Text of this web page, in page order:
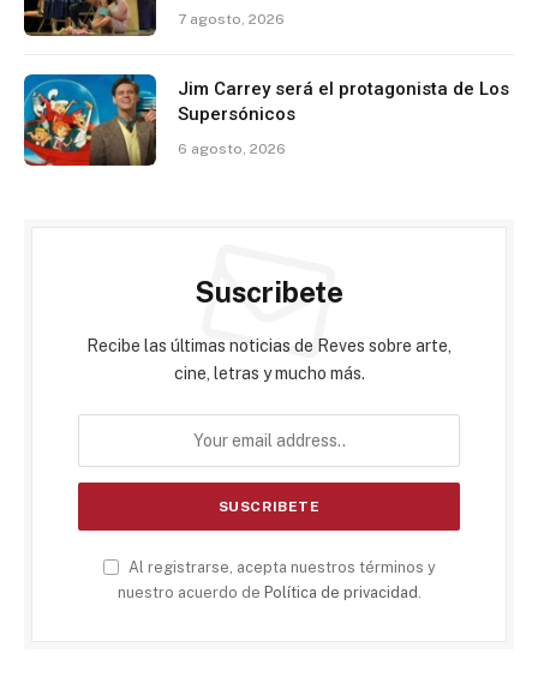
7 agosto, 2026
Jim Carrey será el protagonista de Los
Supersónicos
6 agosto, 2026
Suscribete
Recibe las últimas noticias de Reves sobre arte,
cine, letras y mucho más.
Al registrarse, acepta nuestros términos y
nuestro acuerdo de Política de privacidad